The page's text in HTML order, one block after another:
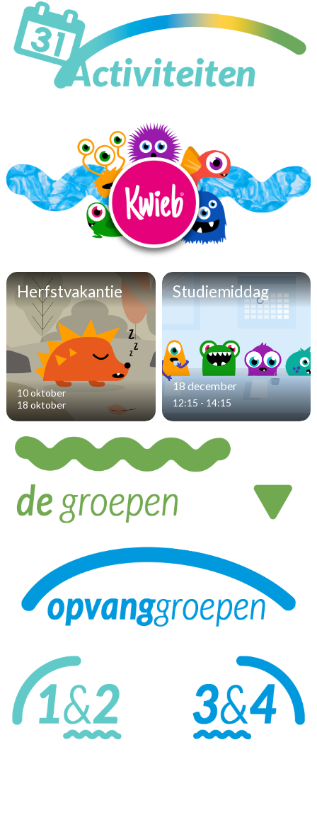
Herfstvakantie
10 oktober
18 oktober
Studiemiddag
18 december
12:15 - 14:15